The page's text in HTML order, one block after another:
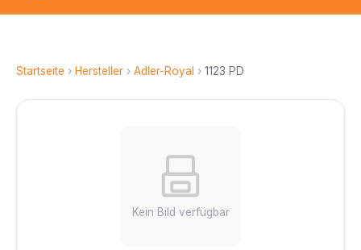
Startseite › Hersteller › Adler-Royal › 1123 PD
Kein Bild verfügbar